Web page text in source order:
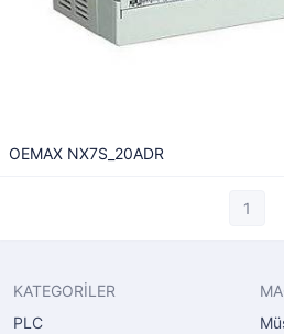
OEMAX NX7S_20ADR
1
KATEGORİLER
PLC